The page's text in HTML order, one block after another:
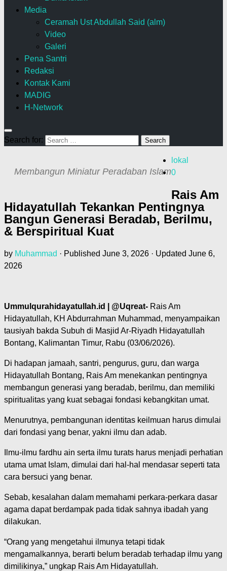
Media
Ceramah Ust Abdullah Said (alm)
Video
Galeri
Pena Santri
Redaksi
Kontak Kami
MADIG
H-Network
Search for:
Membangun Miniatur Peradaban Islam
lokal
0
Rais Am
Hidayatullah Tekankan Pentingnya
Bangun Generasi Beradab, Berilmu,
& Berspiritual Kuat
by Muhammad · Published June 3, 2026 · Updated June 6,
2026
Ummulqurahidayatullah.id | @Uqreat- Rais Am
Hidayatullah, KH Abdurrahman Muhammad, menyampaikan
tausiyah bakda Subuh di Masjid Ar-Riyadh Hidayatullah
Bontang, Kalimantan Timur, Rabu (03/06/2026).
Di hadapan jamaah, santri, pengurus, guru, dan warga
Hidayatullah Bontang, Rais Am menekankan pentingnya
membangun generasi yang beradab, berilmu, dan memiliki
spiritualitas yang kuat sebagai fondasi kebangkitan umat.
Menurutnya, pembangunan identitas keilmuan harus dimulai
dari fondasi yang benar, yakni ilmu dan adab.
Ilmu-ilmu fardhu ain serta ilmu turats harus menjadi perhatian
utama umat Islam, dimulai dari hal-hal mendasar seperti tata
cara bersuci yang benar.
Sebab, kesalahan dalam memahami perkara-perkara dasar
agama dapat berdampak pada tidak sahnya ibadah yang
dilakukan.
“Orang yang mengetahui ilmunya tetapi tidak
mengamalkannya, berarti belum beradab terhadap ilmu yang
dimilikinya,” ungkap Rais Am Hidayatullah.